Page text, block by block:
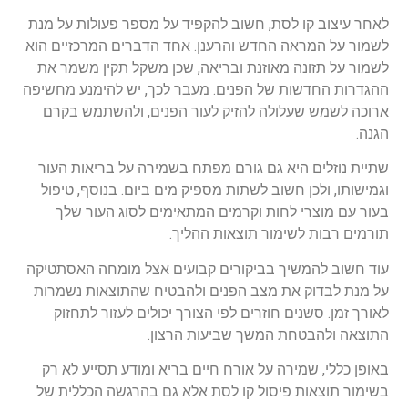
לאחר עיצוב קו לסת, חשוב להקפיד על מספר פעולות על מנת
לשמור על המראה החדש והרענן. אחד הדברים המרכזיים הוא
לשמור על תזונה מאוזנת ובריאה, שכן משקל תקין משמר את
ההגדרות החדשות של הפנים. מעבר לכך, יש להימנע מחשיפה
ארוכה לשמש שעלולה להזיק לעור הפנים, ולהשתמש בקרם
הגנה.
שתיית נוזלים היא גם גורם מפתח בשמירה על בריאות העור
וגמישותו, ולכן חשוב לשתות מספיק מים ביום. בנוסף, טיפול
בעור עם מוצרי לחות וקרמים המתאימים לסוג העור שלך
תורמים רבות לשימור תוצאות ההליך.
עוד חשוב להמשיך בביקורים קבועים אצל מומחה האסתטיקה
על מנת לבדוק את מצב הפנים ולהבטיח שהתוצאות נשמרות
לאורך זמן. סשנים חוזרים לפי הצורך יכולים לעזור לתחזוק
התוצאה ולהבטחת המשך שביעות הרצון.
באופן כללי, שמירה על אורח חיים בריא ומודע תסייע לא רק
בשימור תוצאות פיסול קו לסת אלא גם בהרגשה הכללית של